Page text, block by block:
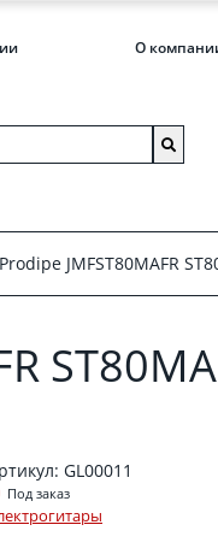
О
Prodipe JMFST80MAFR
GL00011
Под заказ